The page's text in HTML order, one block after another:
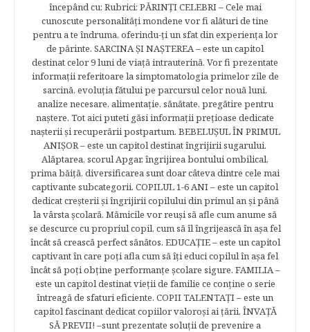
începând cu: Rubrici: PĂRINŢI CELEBRI – Cele mai
cunoscute personalităţi mondene vor fi alături de tine
pentru a te îndruma, oferindu-ţi un sfat din experienţa lor
de părinte. SARCINA ŞI NAŞTEREA – este un capitol
destinat celor 9 luni de viaţă intrauterină. Vor fi prezentate
informaţii referitoare la simptomatologia primelor zile de
sarcină, evoluţia fătului pe parcursul celor nouă luni,
analize necesare, alimentaţie, sănătate, pregătire pentru
naştere. Tot aici puteti găsi informaţii preţioase dedicate
naşterii şi recuperării postpartum. BEBELUŞUL ÎN PRIMUL
ANIŞOR – este un capitol destinat îngrijirii sugarului.
Alăptarea, scorul Apgar, îngrijirea bontului ombilical,
prima băiţă, diversificarea sunt doar câteva dintre cele mai
captivante subcategorii. COPILUL 1-6 ANI – este un capitol
dedicat creşterii şi îngrijirii copilului din primul an şi până
la vârsta şcolară. Mămicile vor reuşi să afle cum anume să
se descurce cu propriul copil, cum să îl îngrijească în aşa fel
încât să crească perfect sănătos. EDUCAŢIE – este un capitol
captivant în care poţi afla cum să îţi educi copilul în aşa fel
încât să poţi obţine performanţe şcolare sigure. FAMILIA –
este un capitol destinat vieţii de familie ce conţine o serie
întreagă de sfaturi eficiente. COPII TALENTAŢI – este un
capitol fascinant dedicat copiilor valoroși ai țării. ÎNVAŢĂ
SĂ PREVII! –sunt prezentate soluţii de prevenire a